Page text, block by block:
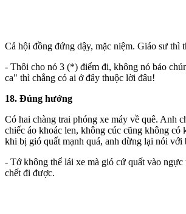
Cả hội đồng đứng dậy, mặc niệm. Giáo sư thì
- Thôi cho nó 3 (*) điểm đi, không nó bảo
ca" thì chẳng có ai ở đây thuộc lời đâu!
18. Đúng hướng
Có hai chàng trai phóng xe máy về quê. Anh
chiếc áo khoác len, không cúc cũng không có
khi bị gió quất mạnh quá, anh dừng lại nói với
- Tớ không thể lái xe mà gió cứ quất vào ngực
chết đi được.